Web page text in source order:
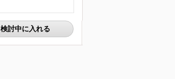
検討中に入れる